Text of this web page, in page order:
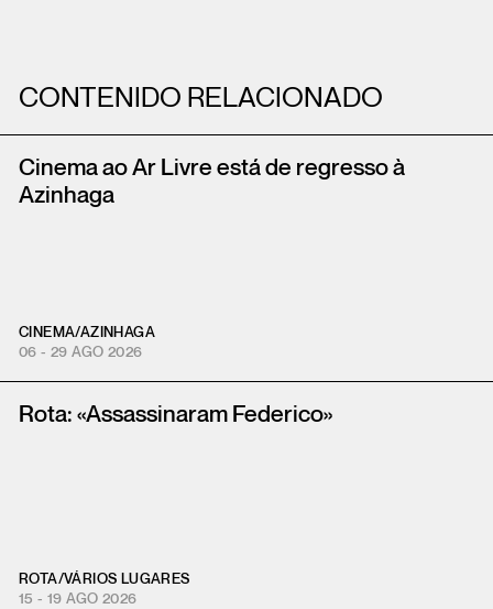
CONTENIDO RELACIONADO
Cinema ao Ar Livre está de regresso à
Azinhaga
CINEMA/AZINHAGA
06 - 29 AGO 2026
Rota: «Assassinaram Federico»
ROTA/VÁRIOS LUGARES
15 - 19 AGO 2026